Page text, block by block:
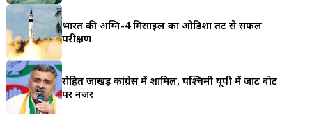
भारत की अग्नि-4 मिसाइल का ओडिशा तट से सफल
परीक्षण
रोहित जाखड़ कांग्रेस में शामिल, पश्चिमी यूपी में जाट वोट
पर नजर